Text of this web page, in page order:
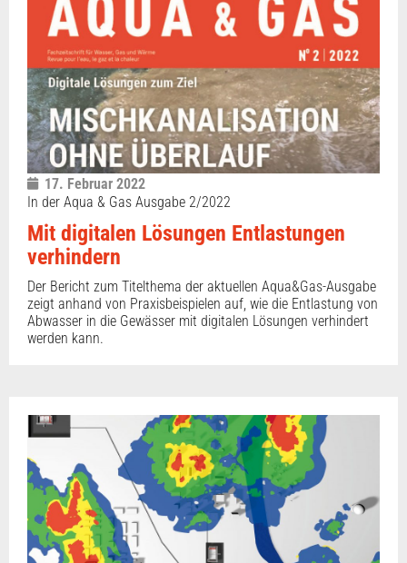
17. Februar 2022
In der Aqua & Gas Ausgabe 2/2022
Mit digitalen Lösungen Entlastungen
verhindern
Der Bericht zum Titelthema der aktuellen Aqua&Gas-Ausgabe
zeigt anhand von Praxisbeispielen auf, wie die Entlastung von
Abwasser in die Gewässer mit digitalen Lösungen verhindert
werden kann.